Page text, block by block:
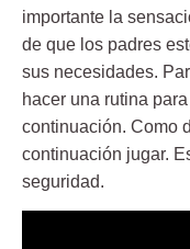
importante la
de que los padres
sus necesidades.
hacer una rutina
continuación. Como
continuación jugar.
seguridad.